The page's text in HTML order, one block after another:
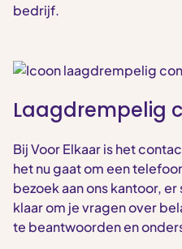
bedrijf.
Laagdrempelig
Bij Voor Elkaar is het
het nu gaat om een
bezoek aan ons kantoor,
klaar om je vragen over
te beantwoorden en